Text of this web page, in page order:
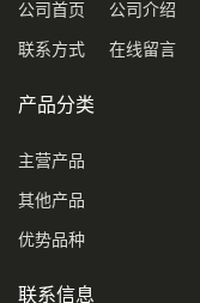
公司首页 公司介绍
联系方式 在线留言
产品分类
主营产品
其他产品
优势品种
联系信息